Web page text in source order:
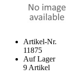
Artikel-Nr.
11875
Auf Lager
9 Artikel